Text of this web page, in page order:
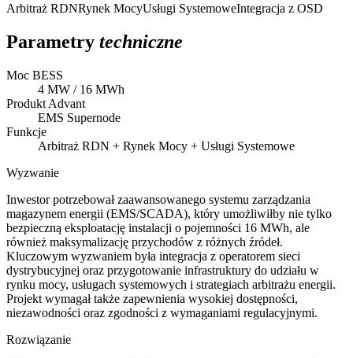
Arbitraż RDNRynek MocyUsługi SystemoweIntegracja z OSD
Parametry techniczne
Moc BESS
4 MW / 16 MWh
Produkt Advant
EMS Supernode
Funkcje
Arbitraż RDN + Rynek Mocy + Usługi Systemowe
Wyzwanie
Inwestor potrzebował zaawansowanego systemu zarządzania
magazynem energii (EMS/SCADA), który umożliwiłby nie tylko
bezpieczną eksploatację instalacji o pojemności 16 MWh, ale
również maksymalizację przychodów z różnych źródeł.
Kluczowym wyzwaniem była integracja z operatorem sieci
dystrybucyjnej oraz przygotowanie infrastruktury do udziału w
rynku mocy, usługach systemowych i strategiach arbitrażu energii.
Projekt wymagał także zapewnienia wysokiej dostępności,
niezawodności oraz zgodności z wymaganiami regulacyjnymi.
Rozwiązanie